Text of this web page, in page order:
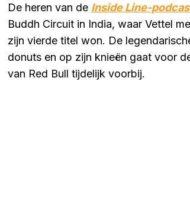
De heren van de Inside Line-
Buddh Circuit in India, waar Vettel
zijn vierde titel won. De
donuts en op zijn knieën gaat voor
van Red Bull tijdelijk voorbij.